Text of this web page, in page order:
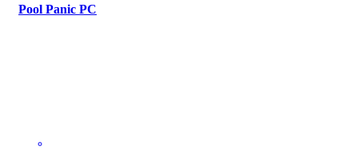
Pool Panic PC